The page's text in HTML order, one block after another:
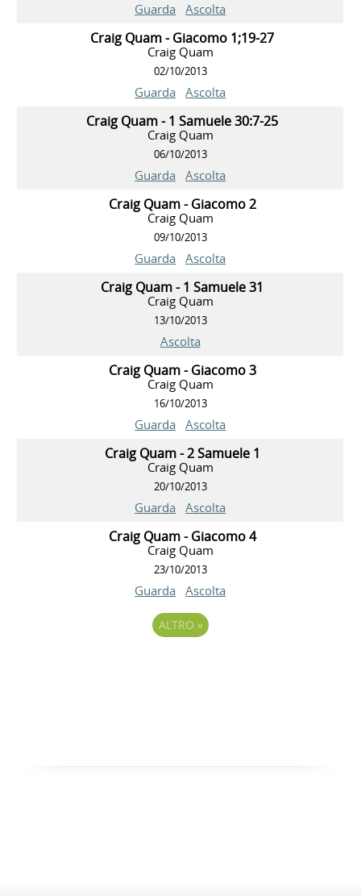
Guarda Ascolta
Craig Quam - Giacomo 1;19-27
Craig Quam
02/10/2013
Guarda Ascolta
Craig Quam - 1 Samuele 30:7-25
Craig Quam
06/10/2013
Guarda Ascolta
Craig Quam - Giacomo 2
Craig Quam
09/10/2013
Guarda Ascolta
Craig Quam - 1 Samuele 31
Craig Quam
13/10/2013
Ascolta
Craig Quam - Giacomo 3
Craig Quam
16/10/2013
Guarda Ascolta
Craig Quam - 2 Samuele 1
Craig Quam
20/10/2013
Guarda Ascolta
Craig Quam - Giacomo 4
Craig Quam
23/10/2013
Guarda Ascolta
ALTRO »